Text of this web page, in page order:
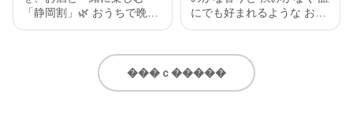
「静岡割」🌿 おうちで晩酌
を楽しむなら、お酒だけじ
は、いしだ茶屋のオンライ
ンショップ限定商品【濃旨
にでも好まれるような お茶
で一息🍵 黒烏龍なので 和食
もあるので 洋食にもあい 幅
広く 美味しく召し上がれる
と思います。 いしだ茶屋
���ｃ�����